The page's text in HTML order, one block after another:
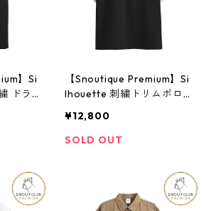
】Si
ドラ
【Snoutique Premium】Si
lhouette 刺繍トリムポロ
¥12,800
SOLD OUT